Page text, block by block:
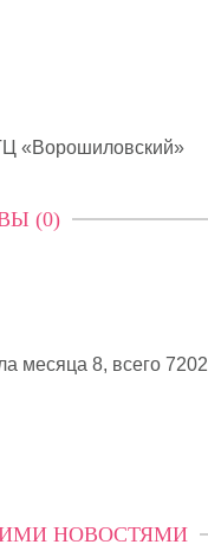
«Ворошиловский»
(0)
месяца 8, всего 7202
НОВОСТЯМИ